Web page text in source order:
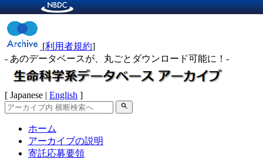
[利用者規約]
- あのデータベースが、丸ごとダウンロード可能に！-
[ Japanese | English ]
search
ホーム
アーカイブの説明
寄託応募要領